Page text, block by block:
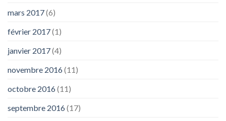
mars 2017(6)
février 2017(1)
janvier 2017(4)
novembre 2016(11)
octobre 2016(11)
septembre 2016(17)